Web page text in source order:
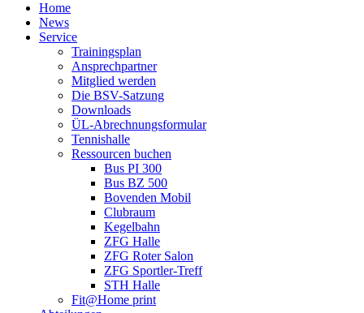
Home
News
Service
Trainingsplan
Ansprechpartner
Mitglied werden
Die BSV-Satzung
Downloads
ÜL-Abrechnungsformular
Tennishalle
Ressourcen buchen
Bus PI 300
Bus BZ 500
Bovenden Mobil
Clubraum
Kegelbahn
ZFG Halle
ZFG Roter Salon
ZFG Sportler-Treff
STH Halle
Fit@Home print